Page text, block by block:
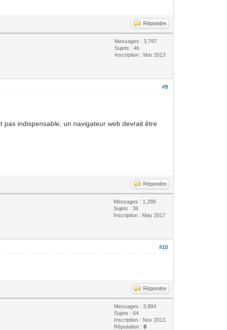
Répondre
Messages : 3,797
Sujets : 46
Inscription : Mar 2013
#9
indispensable, un navigateur web devrait être
Répondre
Messages : 1,288
Sujets : 36
Inscription : May 2017
#10
Répondre
Messages : 3,884
Sujets : 64
Inscription : Nov 2013
Réputation :0